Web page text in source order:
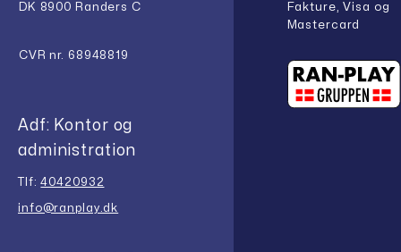
DK 8900 Randers C
CVR nr. 68948819
Adf: Kontor og
administration
Tlf:40420932
info@ranplay.dk
Fakture, Visa og
Mastercard